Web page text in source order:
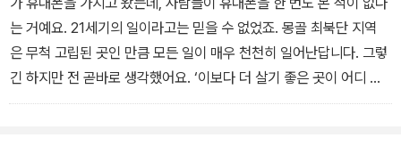
는 거예요. 21세기의 일이라고는 믿을 수 없었죠. 몽골 최북단 지역
은 무척 고립된 곳인 만큼 모든 일이 매우 천천히 일어난답니다. 그렇
긴 하지만 전 곧바로 생각했어요. ‘이보다 더 살기 좋은 곳이 어디 있
겠어?˝